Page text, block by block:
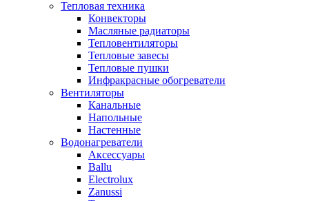
Тепловая техника
Конвекторы
Масляные радиаторы
Тепловентиляторы
Тепловые завесы
Тепловые пушки
Инфракрасные обогреватели
Вентиляторы
Канальные
Напольные
Настенные
Водонагреватели
Аксессуары
Ballu
Electrolux
Zanussi